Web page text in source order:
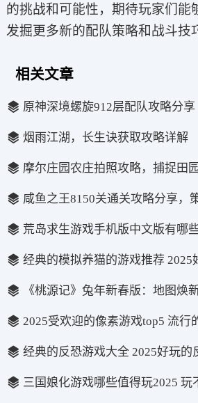
的挑战和可能性，期待玩家们能
发掘更多新的配队策略和战斗技
相关文章
原神深境螺旋912层配队攻略分享
烟雨江湖，长生诀获取攻略详解